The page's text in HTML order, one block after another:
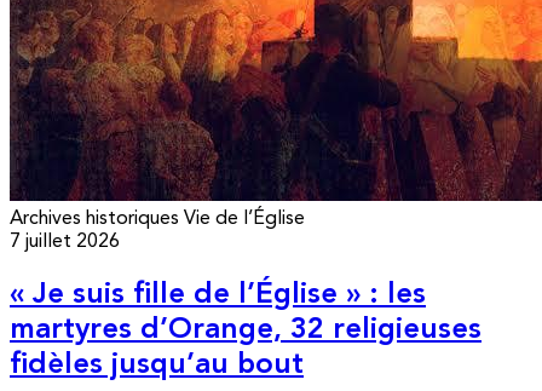
Archives historiques Vie de l’Église
7 juillet 2026
« Je suis fille de l’Église » : les
martyres d’Orange, 32 religieuses
fidèles jusqu’au bout